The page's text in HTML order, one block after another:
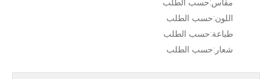
مقاس:حسب الطلب
اللون:حسب الطلب
طباعة:حسب الطلب
شعار:حسب الطلب